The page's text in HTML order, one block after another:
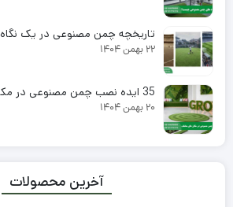
تاریخچه چمن مصنوعی در یک نگاه
۲۲ بهمن ۱۴۰۴
35 ایده نصب چمن مصنوعی در مکان های مختلف
۲۰ بهمن ۱۴۰۴
آخرین محصولات